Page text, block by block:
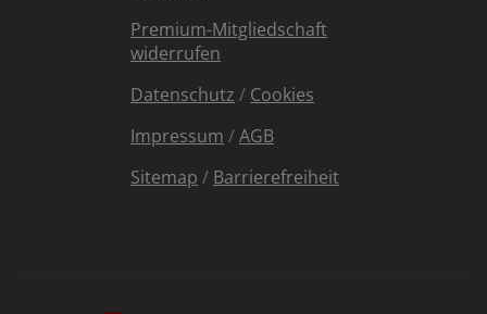
Premium-Mitgliedschaft
widerrufen
Datenschutz / Cookies
Impressum /AGB
Sitemap / Barrierefreiheit